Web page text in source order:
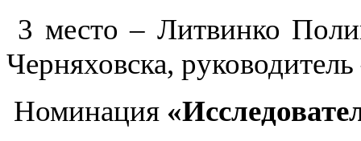
3 место – Литвинко
Черняховска,
Номинация